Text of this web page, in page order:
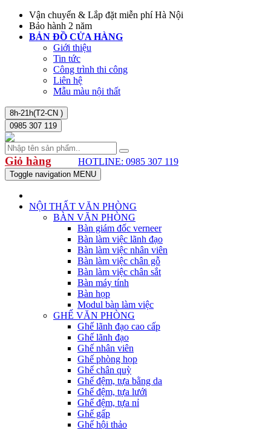
Vận chuyển & Lắp đặt miễn phí Hà Nội
Bảo hành 2 năm
BẢN ĐỒ CỬA HÀNG
Giới thiệu
Tin tức
Công trình thi công
Liên hệ
Mẫu màu nội thất
8h-21h(T2-CN )
0985 307 119
Giỏ hàng HOTLINE: 0985 307 119
Toggle navigation MENU
NỘI THẤT VĂN PHÒNG
BÀN VĂN PHÒNG
Bàn giám đốc verneer
Bàn làm việc lãnh đạo
Bàn làm việc nhân viên
Bàn làm việc chân gỗ
Bàn làm việc chân sắt
Bàn máy tính
Bàn họp
Modul bàn làm việc
GHẾ VĂN PHÒNG
Ghế lãnh đạo cao cấp
Ghế lãnh đạo
Ghế nhân viên
Ghế phòng họp
Ghế chân quỳ
Ghế đệm, tựa bằng da
Ghế đệm, tựa lưới
Ghế đệm, tựa nỉ
Ghế gấp
Ghế hội thảo